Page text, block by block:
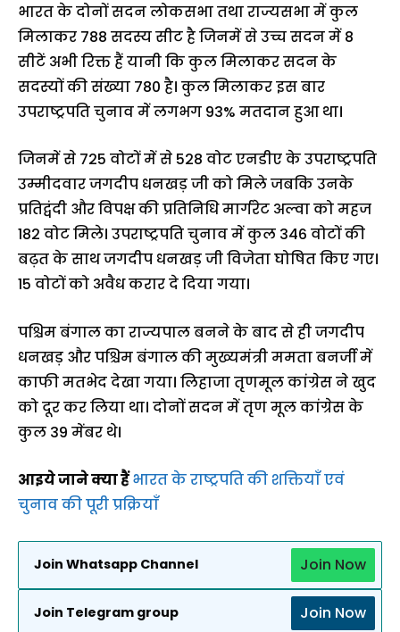
भारत के दोनों सदन लोकसभा तथा राज्यसभा में कुल
मिलाकर 788 सदस्य सीट है जिनमें से उच्च सदन में 8
सीटें अभी रिक्त हैं यानी कि कुल मिलाकर सदन के
सदस्यों की संख्या 780 है। कुल मिलाकर इस बार
उपराष्ट्रपति चुनाव में लगभग 93% मतदान हुआ था।
जिनमें से 725 वोटों में से 528 वोट एनडीए के उपराष्ट्रपति
उम्मीदवार जगदीप धनखड़ जी को मिले जबकि उनके
प्रतिद्वंदी और विपक्ष की प्रतिनिधि मार्गरेट अल्वा को महज
182 वोट मिले। उपराष्ट्रपति चुनाव में कुल 346 वोटों की
बढ़त के साथ जगदीप धनखड़ जी विजेता घोषित किए गए।
15 वोटों को अवैध करार दे दिया गया।
पश्चिम बंगाल का राज्यपाल बनने के बाद से ही जगदीप
धनखड़ और पश्चिम बंगाल की मुख्यमंत्री ममता बनर्जी में
काफी मतभेद देखा गया। लिहाजा तृणमूल कांग्रेस ने खुद
को दूर कर लिया था। दोनों सदन में तृण मूल कांग्रेस के
कुल 39 मेंबर थे।
आइये जाने क्या हैंभारत के राष्ट्रपति की शक्तियाँ एवं
चुनाव की पूरी प्रक्रियाँ
Join Whatsapp Channel Join Now
Join Telegram group Join Now